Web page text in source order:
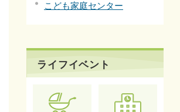
こども家庭センター
ライフイベント